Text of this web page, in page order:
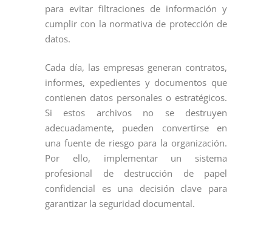
para evitar filtraciones de información y
cumplir con la normativa de protección de
datos.
Cada día, las empresas generan contratos,
informes, expedientes y documentos que
contienen datos personales o estratégicos.
Si estos archivos no se destruyen
adecuadamente, pueden convertirse en
una fuente de riesgo para la organización.
Por ello, implementar un sistema
profesional de destrucción de papel
confidencial es una decisión clave para
garantizar la seguridad documental.